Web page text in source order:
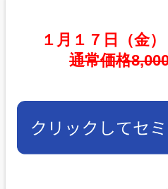
１月１７日（金
通常価格